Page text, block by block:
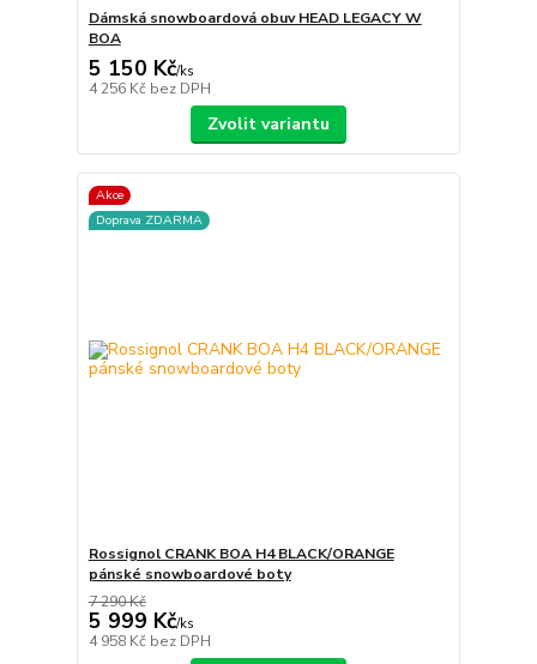
Dámská snowboardová obuv HEAD LEGACY W
BOA
5 150 Kč/ks
4 256 Kč bez DPH
Zvolit variantu
Akce
Doprava ZDARMA
Rossignol CRANK BOA H4 BLACK/ORANGE
pánské snowboardové boty
7 290 Kč
5 999 Kč/ks
4 958 Kč bez DPH